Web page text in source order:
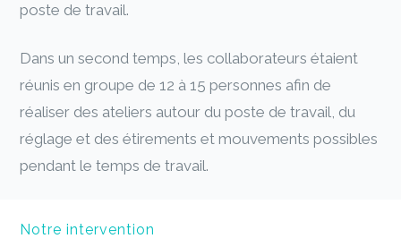
poste de travail.
Dans un second temps, les collaborateurs étaient
réunis en groupe de 12 à 15 personnes afin de
réaliser des ateliers autour du poste de travail, du
réglage et des étirements et mouvements possibles
pendant le temps de travail.
Notre intervention